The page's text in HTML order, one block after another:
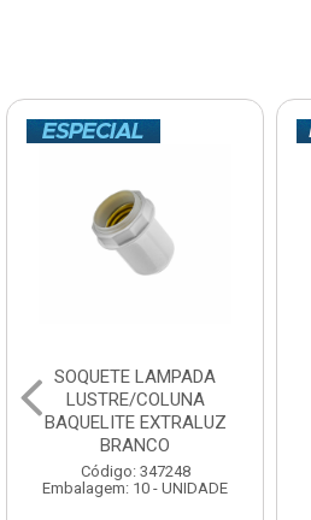
SOQUETE LAMPADA
LUSTRE/COLUNA
BAQUELITE EXTRALUZ
BRANCO
Código: 347248
Embalagem: 10 - UNIDADE